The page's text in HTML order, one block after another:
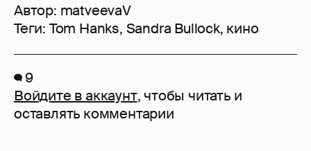
Автор: matveevaV
Теги: Tom Hanks, Sandra Bullock, кино
9
Войдите в аккаунт, чтобы читать и
оставлять комментарии